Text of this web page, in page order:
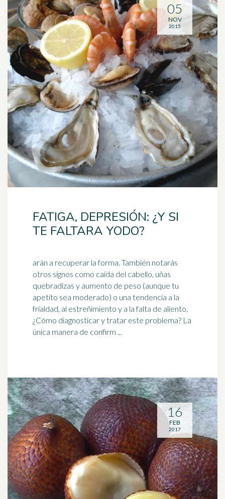
FATIGA, DEPRESIÓN: ¿Y SI
TE FALTARA YODO?
arán a recuperar la forma. También notarás
otros signos como caída del cabello, uñas
quebradizas y aumento de peso (aunque tu
apetito sea moderado) o una tendencia a la
frialdad, al estreñimiento y a la falta de aliento.
¿Cómo diagnosticar y tratar este problema? La
única manera de confirm ...
05
NOV
2015
16
FEB
2017